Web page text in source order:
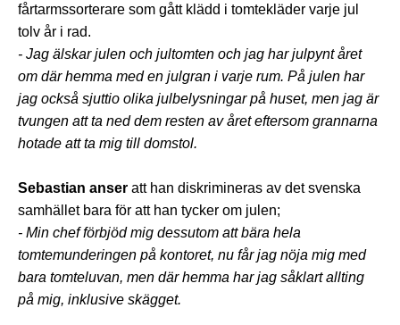
fårtarmssorterare som gått klädd i tomtekläder varje jul
tolv år i rad.
- Jag älskar julen och jultomten och jag har julpynt året
om där hemma med en julgran i varje rum. På julen har
jag också sjuttio olika julbelysningar på huset, men jag är
tvungen att ta ned dem resten av året eftersom grannarna
hotade att ta mig till domstol.
Sebastian anser att han diskrimineras av det svenska
samhället bara för att han tycker om julen;
- Min chef förbjöd mig dessutom att bära hela
tomtemunderingen på kontoret, nu får jag nöja mig med
bara tomteluvan, men där hemma har jag såklart allting
på mig, inklusive skägget.